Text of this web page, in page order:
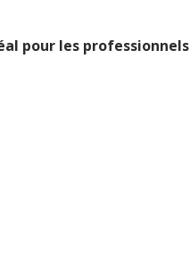
pour les professionnels